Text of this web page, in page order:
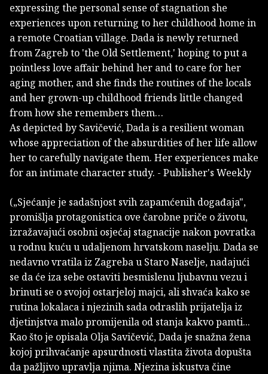
expressing the personal sense of stagnation she
experiences upon returning to her childhood home in
a remote Croatian village. Dada is newly returned
from Zagreb to 'the Old Settlement,' hoping to put a
pointless love affair behind her and to care for her
aging mother, and she finds the routines of the locals
and her grown-up childhood friends little changed
from how she remembers them…
As depicted by Savičević, Dada is a resilient woman
whose appreciation of the absurdities of her life allow
her to carefully navigate them. Her experiences make
for an intimate character study. - Publisher's Weekly
(„Sjećanje je sadašnjost svih zapamćenih događaja",
promišlja protagonistica ove čarobne priče o životu,
izražavajući osobni osjećaj stagnacije nakon povratka
u rodnu kuću u udaljenom hrvatskom naselju. Dada se
nedavno vratila iz Zagreba u Staro Naselje, nadajući
se da će iza sebe ostaviti besmislenu ljubavnu vezu i
brinuti se o svojoj ostarjeloj majci, ali shvaća kako se
rutina lokalaca i njezinih sada odraslih prijatelja iz
djetinjstva malo promijenila od stanja kakvo pamti...
Kao što je opisala Olja Savičević, Dada je snažna žena
kojoj prihvaćanje apsurdnosti vlastita života dopušta
da pažljivo upravlja njima. Njezina iskustva čine